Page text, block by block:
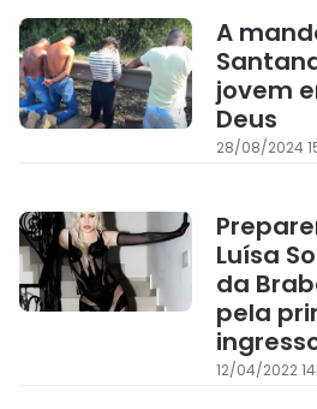
A
jovem
Deus
28/08/2024
Luísa
da
pela
12/04/2022